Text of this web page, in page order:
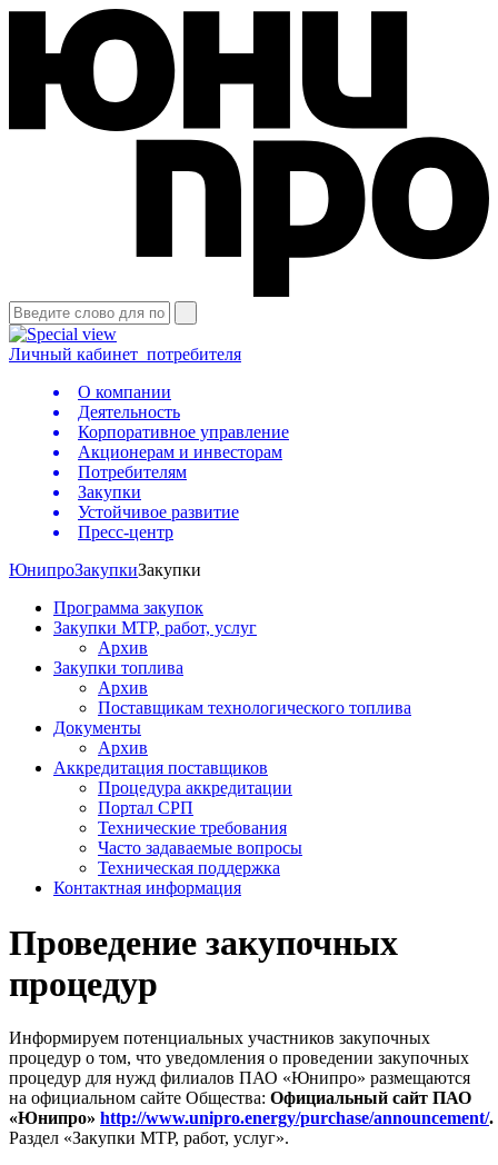
Личный кабинет потребителя
О компании
Деятельность
Корпоративное управление
Акционерам и инвесторам
Потребителям
Закупки
Устойчивое развитие
Пресс-центр
ЮнипроЗакупкиЗакупки
Программа закупок
Закупки МТР, работ, услуг
Архив
Закупки топлива
Архив
Поставщикам технологического топлива
Документы
Архив
Аккредитация поставщиков
Процедура аккредитации
Портал СРП
Технические требования
Часто задаваемые вопросы
Техническая поддержка
Контактная информация
Проведение закупочных
процедур
Информируем потенциальных участников закупочных
процедур о том, что уведомления о проведении закупочных
процедур для нужд филиалов ПАО «Юнипро» размещаются
на официальном сайте Общества: Официальный сайт ПАО
«Юнипро» http://www.unipro.energy/purchase/announcement/.
Раздел «Закупки МТР, работ, услуг».